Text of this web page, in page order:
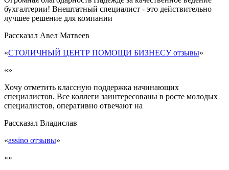
бухгалтерии! Внештатный специалист - это действительно
лучшее решение для компании
Рассказал Авел Матвеев
«СТОЛИЧНЫЙ ЦЕНТР ПОМОЩИ БИЗНЕСУ отзывы»
«»
Хочу отметить классную поддержка начинающих
специалистов. Все коллеги заинтересованы в росте молодых
специалистов, оперативно отвечают на
Рассказал Владислав
«assino отзывы»
«»